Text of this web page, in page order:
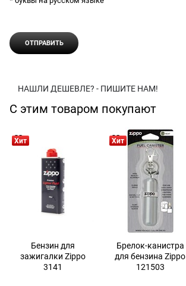
НАШЛИ ДЕШЕВЛЕ? - ПИШИТЕ НАМ!
С этим товаром покупают
Хит
Бензин для
зажигалки Zippo
3141
Хит
Брелок-канистра
для бензина Zippo
121503